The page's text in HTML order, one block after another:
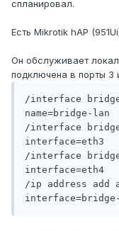
спланировал.
Есть Mikrotik hAP
Он обслуживает
подключена в порты 3
/interface
name=bridge-lan
/interface
interface=eth3
/interface
interface=eth4
/ip address add